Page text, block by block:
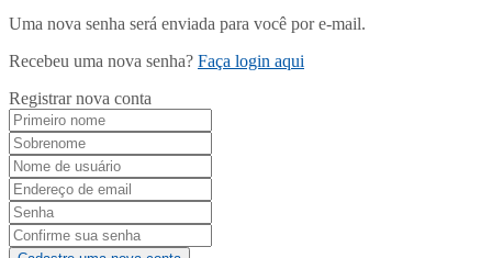
Uma nova senha será enviada para você por e-mail.
Recebeu uma nova senha? Faça login aqui
Registrar nova conta